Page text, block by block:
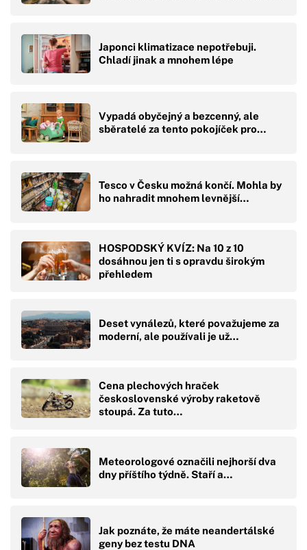
Japonci klimatizace nepotřebuji.
Chladí jinak a mnohem lépe
Vypadá obyčejný a bezcenný, ale
sběratelé za tento pokojíček pro…
Tesco v Česku možná končí. Mohla by
ho nahradit mnohem levnější…
HOSPODSKÝ KVÍZ: Na 10 z 10
dosáhnou jen ti s opravdu širokým
přehledem
Deset vynálezů, které považujeme za
moderní, ale používali je už…
Cena plechových hraček
československé výroby raketově
stoupá. Za tuto…
Meteorologové označili nejhorší dva
dny příštího týdně. Staří a…
Jak poznáte, že máte neandertálské
geny bez testu DNA